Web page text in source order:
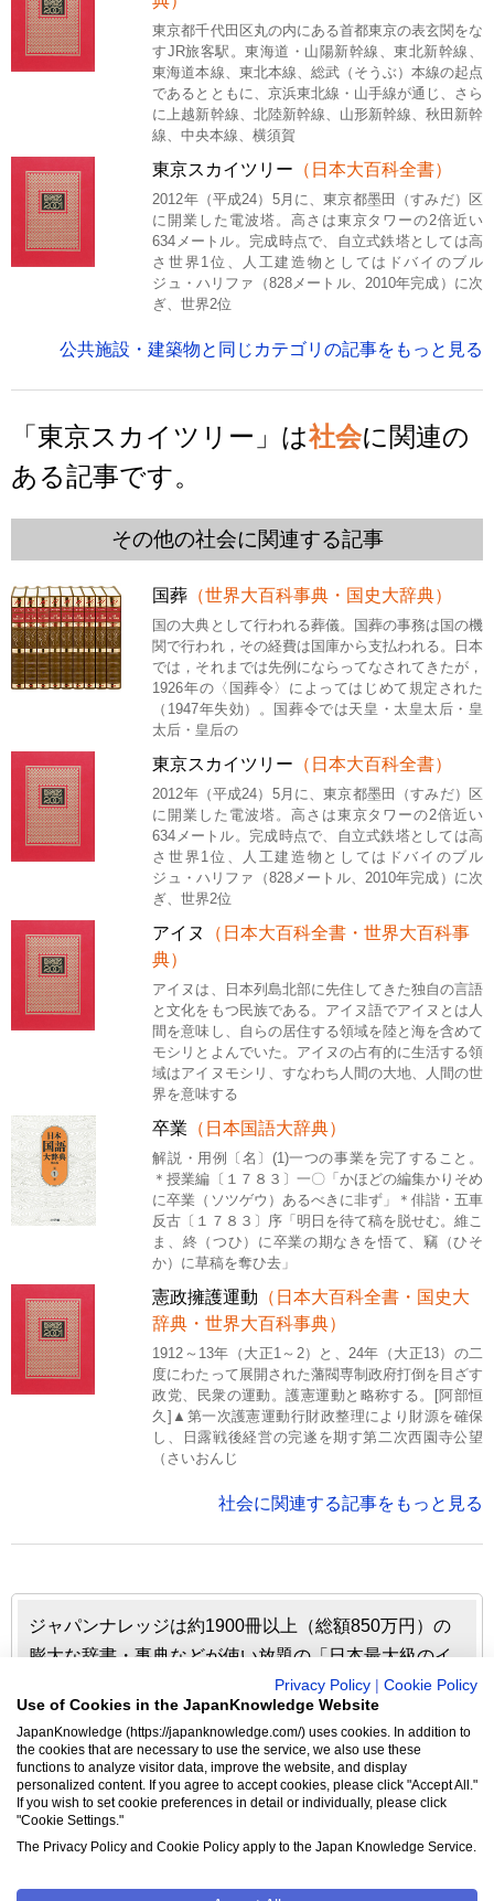
東京都千代田区丸の内にある首都東京の表玄関をな
すJR旅客駅。東海道・山陽新幹線、東北新幹線、
東海道本線、東北本線、総武（そうぶ）本線の起点
であるとともに、京浜東北線・山手線が通じ、さら
に上越新幹線、北陸新幹線、山形新幹線、秋田新幹
線、中央本線、横須賀
東京スカイツリー （日本大百科全書）
2012年（平成24）5月に、東京都墨田（すみだ）区
に開業した電波塔。高さは東京タワーの2倍近い
634メートル。完成時点で、自立式鉄塔としては高
さ世界1位、人工建造物としてはドバイのブル
ジュ・ハリファ（828メートル、2010年完成）に次
ぎ、世界2位
公共施設・建築物と同じカテゴリの記事をもっと見る
「東京スカイツリー」は社会に関連の
ある記事です。
その他の社会に関連する記事
国葬 （世界大百科事典・国史大辞典）
国の大典として行われる葬儀。国葬の事務は国の機
関で行われ，その経費は国庫から支払われる。日本
では，それまでは先例にならってなされてきたが，
1926年の〈国葬令〉によってはじめて規定された
（1947年失効）。国葬令では天皇・太皇太后・皇
太后・皇后の
東京スカイツリー （日本大百科全書）
2012年（平成24）5月に、東京都墨田（すみだ）区
に開業した電波塔。高さは東京タワーの2倍近い
634メートル。完成時点で、自立式鉄塔としては高
さ世界1位、人工建造物としてはドバイのブル
ジュ・ハリファ（828メートル、2010年完成）に次
ぎ、世界2位
アイヌ
（日本大百科全書・世界大百科事
典）
アイヌは、日本列島北部に先住してきた独自の言語
と文化をもつ民族である。アイヌ語でアイヌとは人
間を意味し、自らの居住する領域を陸と海を含めて
モシリとよんでいた。アイヌの占有的に生活する領
域はアイヌモシリ、すなわち人間の大地、人間の世
界を意味する
卒業 （日本国語大辞典）
解説・用例〔名〕(1)一つの事業を完了すること。
＊授業編〔１７８３〕一〇「かほどの編集かりそめ
に卒業（ソツゲウ）あるべきに非ず」＊俳諧・五車
反古〔１７８３〕序「明日を待て稿を脱せむ。維こ
ま、終（つひ）に卒業の期なきを悟て、竊（ひそ
か）に草稿を奪ひ去」
憲政擁護運動 （日本大百科全書・国史大
辞典・世界大百科事典）
1912～13年（大正1～2）と、24年（大正13）の二
度にわたって展開された藩閥専制政府打倒を目ざす
政党、民衆の運動。護憲運動と略称する。[阿部恒
久]▲第一次護憲運動行財政整理により財源を確保
し、日露戦後経営の完遂を期す第二次西園寺公望
（さいおんじ
社会に関連する記事をもっと見る
ジャパンナレッジは約1900冊以上（総額850万円）の
膨大な辞書・事典などが使い放題の「日本最大級のイ
ンターネット辞書・事典・叢書サイト」です。日本国
内のみならず、海外の有名大学から図書館まで、多く
の機関で利用されています。
ジャパンナレッジの利用料金や収録辞事典について詳しく
Privacy Policy
Cookie Policy
Use of Cookies in the JapanKnowledge Website
JapanKnowledge (https://japanknowledge.com/) uses cookies. In addition to
the cookies that are necessary to use the service, we also use these
functions to analyze visitor data, improve the website, and display
personalized content. If you agree to accept cookies, please click "Accept All."
If you wish to set cookie preferences in detail or individually, please click
"Cookie Settings."
The Privacy Policy and Cookie Policy apply to the Japan Knowledge Service.